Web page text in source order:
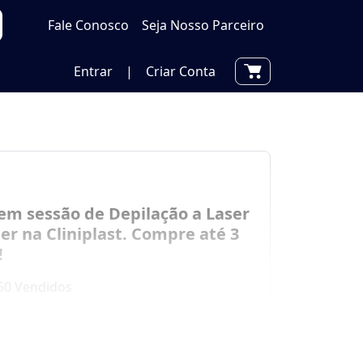
Fale Conosco Seja Nosso Parceiro
Entrar | Criar Conta
sessão de Depilação a Laser
na Cliniplast. Compre até 3